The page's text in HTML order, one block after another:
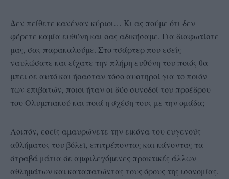
Δεν πείθετε κανέναν κύριοι… Κι ας πούμε ότι δεν
φέρετε καμία ευθύνη και σας αδικήσαμε. Για διαφωτίστε
μας, σας παρακαλούμε. Στο τσάρτερ που εσείς
ναυλώσατε και είχατε την πλήρη ευθύνη του ποιός θα
μπει σε αυτό και ήσασταν τόσο αυστηροί για το ποιόν
των επιβατών, ποιοι ήταν οι δύο συνοδοί του προέδρου
του Ολυμπιακού και ποιά η σχέση τους με την ομάδα;
Λοιπόν, εσείς αμαυρώνετε την εικόνα του ευγενούς
αθλήματος του βόλεϊ, επιτρέποντας και κάνοντας τα
στραβά μάτια σε αμφιλεγόμενες πρακτικές άλλων
αθλημάτων και καταπατώντας τους όρους της ισονομίας.